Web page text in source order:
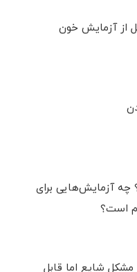
از آزمایش خون
آزمایش‌هایی برای
است؟
شایع اما قابل